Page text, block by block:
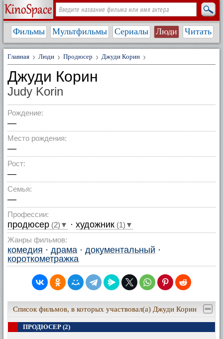
Фильмы Мультфильмы Сериалы Люди Читать
Главная Люди Продюсер Джуди Корин
Джуди Корин
Judy Korin
Рождение:
—
Место рождения:
—
Рост:
—
Семья:
—
Профессии:
продюсер (2)▼ · художник (1)▼
Жанры фильмов:
комедия · драма · документальный ·
короткометражка
Список фильмов, в которых участвовал(а) Джуди Корин
ПРОДЮСЕР (2)